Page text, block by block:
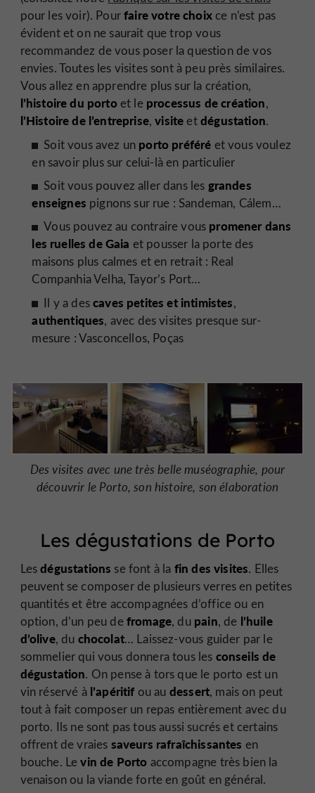
pour les voir). Pourfaire votre choixce n’est pas
évident et on ne saurait que trop vous
recommandez de vous poser la question de vos
envies. Toutes les visites sont à peu près similaires.
Vous allez en apprendre plus sur la création,
l’histoire du portoet le processus de création,
l’Histoire de l’entreprise,visiteetdégustation.
Soit vous avez un porto préféré et vous voulez
en savoir plus sur celui-là en particulier
Soit vous pouvez aller dans les grandes
enseignes pignons sur rue : Sandeman, Cálem…
Vous pouvez au contraire vous promener dans
les ruelles de Gaia et pousser la porte des
maisons plus calmes et en retrait : Real
Companhia Velha, Tayor’s Port…
Il y a descaves petites et intimistes,
authentiques, avec des visites presque sur-
mesure : Vasconcellos, Poças
Des visites avec une très belle muséographie, pour
découvrir le Porto, son histoire, son élaboration
Les dégustations de Porto
Lesdégustations se font à la fin des visites. Elles
peuvent se composer de plusieurs verres en petites
quantités et être accompagnées d’office ou en
option, d’un peu defromage, du pain, de l’huile
d’olive, du chocolat… Laissez-vous guider par le
sommelier qui vous donnera tous les conseils de
dégustation. On pense à tors que le porto est un
vin réservé à l’apéritif ou au dessert, mais on peut
tout à fait composer un repas entièrement avec du
porto. Ils ne sont pas tous aussi sucrés et certains
offrent de vraies saveurs rafraîchissantes en
bouche. Levin de Porto accompagne très bien la
venaison ou la viande forte en goût en général.